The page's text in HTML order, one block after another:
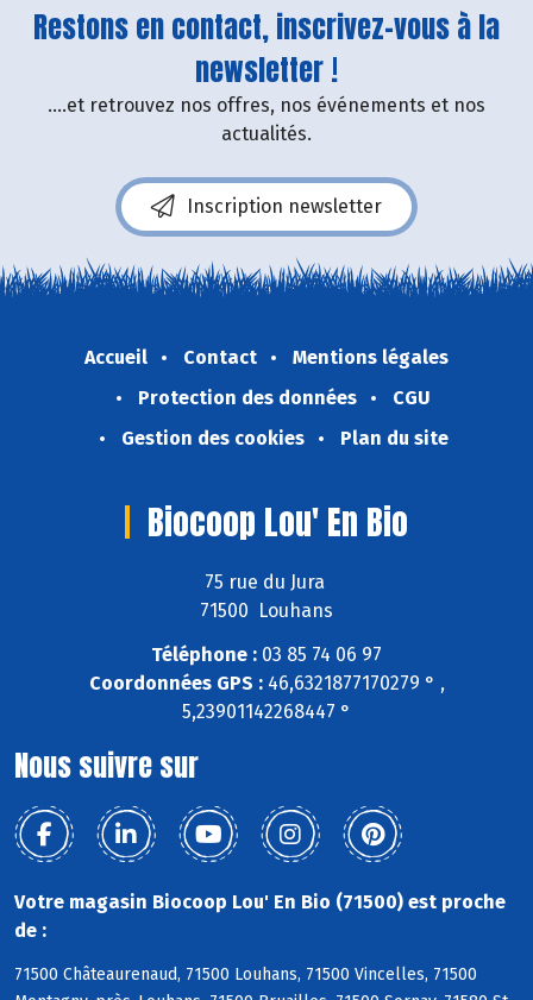
Restons en contact, inscrivez-vous à la
newsletter !
....et retrouvez nos offres, nos événements et nos
actualités.
Inscription newsletter
Accueil Contact
Mentions légales
Protection des données
CGU
Gestion des cookies
Plan du site
Biocoop Lou' En Bio
75 rue du Jura
71500 Louhans
Téléphone : 03 85 74 06 97
Coordonnées GPS :46,6321877170279 ° ,
5,23901142268447 °
Nous suivre sur
Votre magasin Biocoop Lou' En Bio (71500) est proche
de :
71500 Châteaurenaud, 71500 Louhans, 71500 Vincelles, 71500